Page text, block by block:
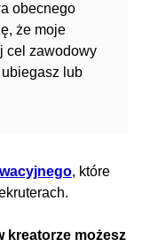
obecnego
że moje
cel zawodowy
lub
, które
kreatorze możesz